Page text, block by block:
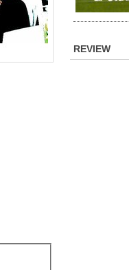
REVIEW